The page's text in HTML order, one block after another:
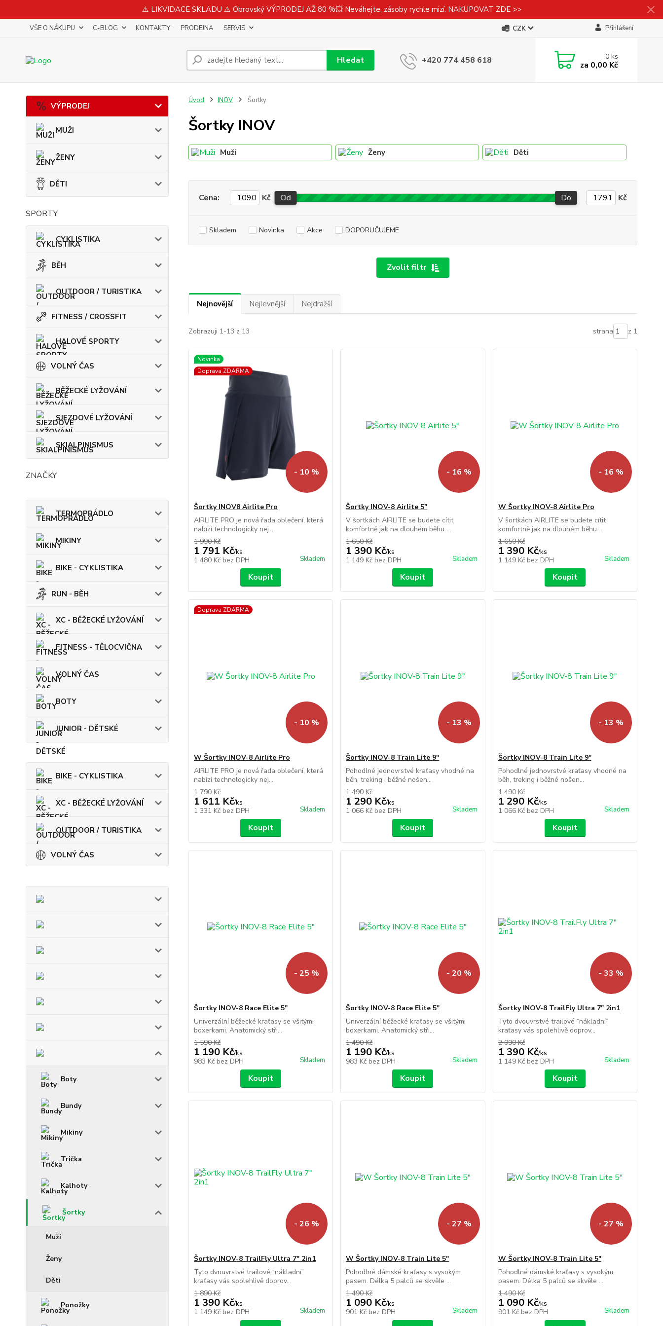
⚠️ LIKVIDACE SKLADU ⚠️ Obrovský VÝPRODEJ AŽ 80 %💥 Neváhejte, zásoby rychle mizí. NAKUPOVAT ZDE >>
VŠE O NÁKUPU C-BLOG KONTAKTY PRODEJNA SERVIS CZK Přihlášení
Hledat +420 774 458 618 0ks
za 0,00 Kč
VÝPRODEJ
MUŽI
ŽENY
DĚTI
SPORTY
CYKLISTIKA
BĚH
OUTDOOR / TURISTIKA
FITNESS / CROSSFIT
HALOVÉ SPORTY
VOLNÝ ČAS
BĚŽECKÉ LYŽOVÁNÍ
SJEZDOVÉ LYŽOVÁNÍ
SKIALPINISMUS
ZNAČKY
TERMOPRÁDLO
MIKINY
BIKE - CYKLISTIKA
RUN - BĚH
XC - BĚŽECKÉ LYŽOVÁNÍ
FITNESS - TĚLOCVIČNA
VOLNÝ ČAS
BOTY
JUNIOR - DĚTSKÉ
BIKE - CYKLISTIKA
XC - BĚŽECKÉ LYŽOVÁNÍ
OUTDOOR / TURISTIKA
VOLNÝ ČAS
Boty
Bundy
Mikiny
Trička
Kalhoty
Šortky
Muži
Ženy
Děti
Ponožky
Úvod INOV Šortky
Šortky INOV
Muži Ženy Děti
Zvolit filtr
Cena: Kč Od Do Kč
Skladem Novinka Akce DOPORUČUJEME
Nejnovější Nejlevnější Nejdražší
Zobrazuji 1-13 z 13 strana z 1
Novinka
Doprava ZDARMA
- 10 %
Šortky INOV8 Airlite Pro
AIRLITE PRO je nová řada oblečení, která
nabízí technologicky nej...
1 990 Kč
1 791 Kč/ks
1 480 Kč bez DPH Skladem
Koupit
- 16 %
Šortky INOV-8 Airlite 5"
V šortkách AIRLITE se budete cítit
komfortně jak na dlouhém běhu ...
1 650 Kč
1 390 Kč/ks
1 149 Kč bez DPH Skladem
Koupit
- 16 %
W Šortky INOV-8 Airlite Pro
V šortkách AIRLITE se budete cítit
komfortně jak na dlouhém běhu ...
1 650 Kč
1 390 Kč/ks
1 149 Kč bez DPH Skladem
Koupit
Doprava ZDARMA
- 10 %
W Šortky INOV-8 Airlite Pro
AIRLITE PRO je nová řada oblečení, která
nabízí technologicky nej...
1 790 Kč
1 611 Kč/ks
1 331 Kč bez DPH Skladem
Koupit
- 13 %
Šortky INOV-8 Train Lite 9"
Pohodlné jednovrstvé kraťasy vhodné na
běh, treking i běžné nošen...
1 490 Kč
1 290 Kč/ks
1 066 Kč bez DPH Skladem
Koupit
- 13 %
Šortky INOV-8 Train Lite 9"
Pohodlné jednovrstvé kraťasy vhodné na
běh, treking i běžné nošen...
1 490 Kč
1 290 Kč/ks
1 066 Kč bez DPH Skladem
Koupit
- 25 %
Šortky INOV-8 Race Elite 5"
Univerzální běžecké kraťasy se všitými
boxerkami. Anatomický stři...
1 590 Kč
1 190 Kč/ks
983 Kč bez DPH Skladem
Koupit
- 20 %
Šortky INOV-8 Race Elite 5"
Univerzální běžecké kraťasy se všitými
boxerkami. Anatomický stři...
1 490 Kč
1 190 Kč/ks
983 Kč bez DPH Skladem
Koupit
- 33 %
Šortky INOV-8 TrailFly Ultra 7" 2in1
Tyto dvouvrstvé trailové “nákladní”
kraťasy vás spolehlivě doprov...
2 090 Kč
1 390 Kč/ks
1 149 Kč bez DPH Skladem
Koupit
- 26 %
Šortky INOV-8 TrailFly Ultra 7" 2in1
Tyto dvouvrstvé trailové “nákladní”
kraťasy vás spolehlivě doprov...
1 890 Kč
1 390 Kč/ks
1 149 Kč bez DPH Skladem
- 27 %
W Šortky INOV-8 Train Lite 5"
Pohodlné dámské kraťasy s vysokým
pasem. Délka 5 palců se skvěle ...
1 490 Kč
1 090 Kč/ks
901 Kč bez DPH Skladem
- 27 %
W Šortky INOV-8 Train Lite 5"
Pohodlné dámské kraťasy s vysokým
pasem. Délka 5 palců se skvěle ...
1 490 Kč
1 090 Kč/ks
901 Kč bez DPH Skladem